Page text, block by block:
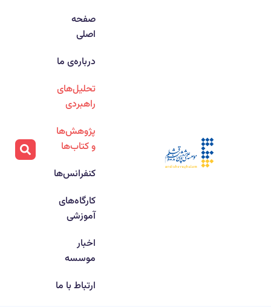
صفحه
اصلی
درباره‌ی ما
تحلیل‌های
راهبردی
پژوهش‌ها
و کتاب‌ها
کنفرانس‌ها
کارگاه‌های
آموزشی
اخبار
موسسه
ارتباط با ما